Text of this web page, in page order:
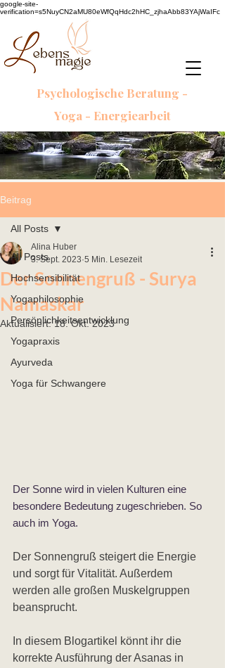
google-site-
verification=s5NuyCN2aMU80eWfQqHdc2hHC_zjhaAbb83YAjWaIFc
Psychologische Beratung -
Yoga - Energiearbeit
Beitrag
All Posts
Hochsensibilität
Yogaphilosophie
Persönlichkeitsentwicklung
Yogapraxis
Ayurveda
Yoga für Schwangere
All Posts
Der Sonnengruß - Surya
Namaskar
Alina Huber
3. Sept. 2023 5 Min. Lesezeit
Aktualisiert:18. Okt. 2023
Der Sonne wird in vielen Kulturen eine
besondere Bedeutung zugeschrieben. So
auch im Yoga.
Der Sonnengruß steigert die Energie
und sorgt für Vitalität. Außerdem
werden alle großen Muskelgruppen
beansprucht.
In diesem Blogartikel könnt ihr die
korrekte Ausführung der Asanas in